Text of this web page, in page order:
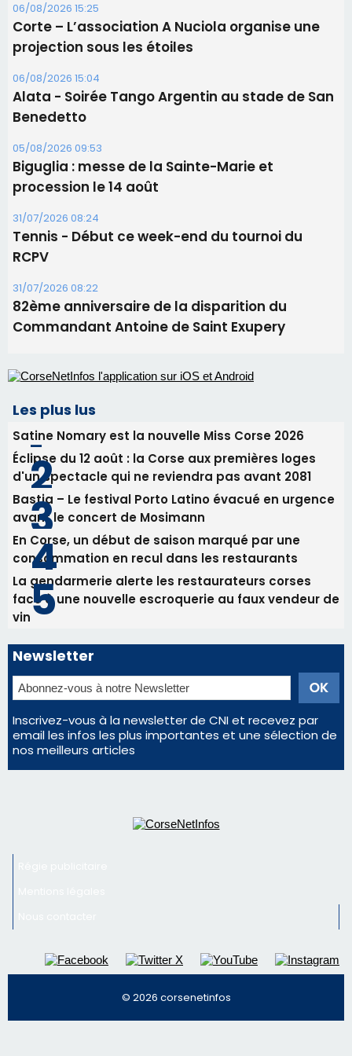
06/08/2026 15:25
Corte – L’association A Nuciola organise une
projection sous les étoiles
06/08/2026 15:04
Alata - Soirée Tango Argentin au stade de San
Benedetto
05/08/2026 09:53
Biguglia : messe de la Sainte-Marie et
procession le 14 août
31/07/2026 08:24
Tennis - Début ce week-end du tournoi du
RCPV
31/07/2026 08:22
82ème anniversaire de la disparition du
Commandant Antoine de Saint Exupery
Les plus lus
Satine Nomary est la nouvelle Miss Corse 2026
Éclipse du 12 août : la Corse aux premières loges
d'un spectacle qui ne reviendra pas avant 2081
Bastia – Le festival Porto Latino évacué en urgence
avant le concert de Mosimann
En Corse, un début de saison marqué par une
consommation en recul dans les restaurants
La gendarmerie alerte les restaurateurs corses
face à une nouvelle escroquerie au faux vendeur de
vin
Newsletter
Inscrivez-vous à la newsletter de CNI et recevez par
email les infos les plus importantes et une sélection de
nos meilleurs articles
© 2026 corsenetinfos